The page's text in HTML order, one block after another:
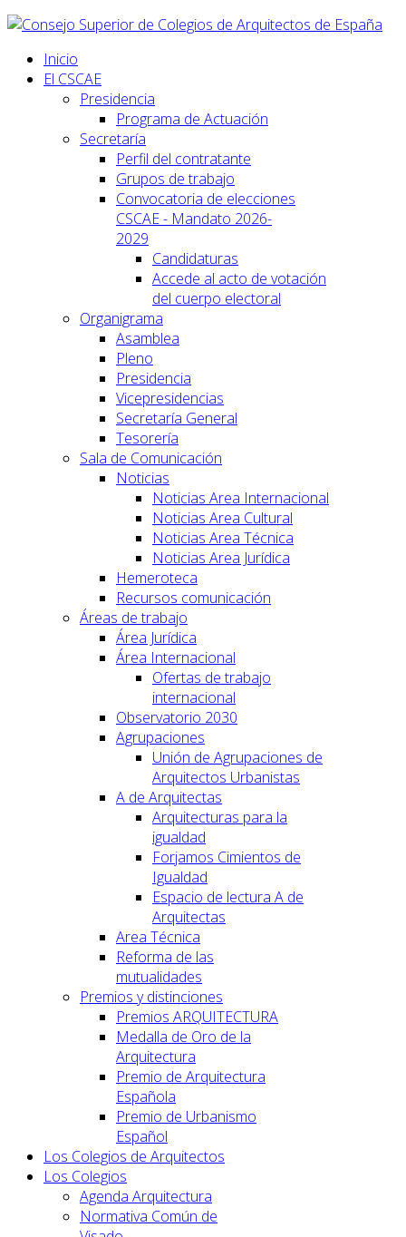
Inicio
El CSCAE
Presidencia
Programa de Actuación
Secretaría
Perfil del contratante
Grupos de trabajo
Convocatoria de elecciones
CSCAE - Mandato 2026-
2029
Candidaturas
Accede al acto de votación
del cuerpo electoral
Organigrama
Asamblea
Pleno
Presidencia
Vicepresidencias
Secretaría General
Tesorería
Sala de Comunicación
Noticias
Noticias Area Internacional
Noticias Area Cultural
Noticias Area Técnica
Noticias Area Jurídica
Hemeroteca
Recursos comunicación
Áreas de trabajo
Área Jurídica
Área Internacional
Ofertas de trabajo
internacional
Observatorio 2030
Agrupaciones
Unión de Agrupaciones de
Arquitectos Urbanistas
A de Arquitectas
Arquitecturas para la
igualdad
Forjamos Cimientos de
Igualdad
Espacio de lectura A de
Arquitectas
Area Técnica
Reforma de las
mutualidades
Premios y distinciones
Premios ARQUITECTURA
Medalla de Oro de la
Arquitectura
Premio de Arquitectura
Española
Premio de Urbanismo
Español
Los Colegios de Arquitectos
Los Colegios
Agenda Arquitectura
Normativa Común de